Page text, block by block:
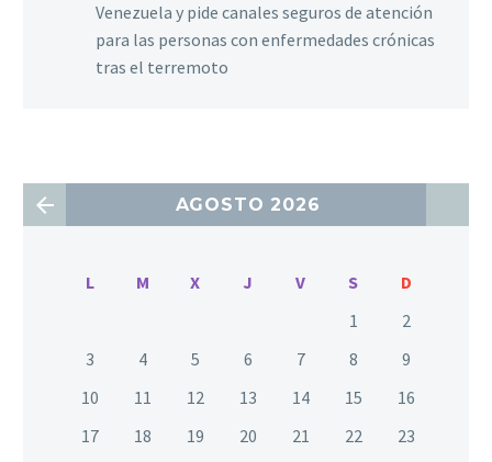
Venezuela y pide canales seguros de atención
para las personas con enfermedades crónicas
tras el terremoto
AGOSTO 2026
L M X J V S
D
1
2
3
4 5 6 7 8
9
10
11 12 13 14 15
16
17
18 19 20 21 22
23